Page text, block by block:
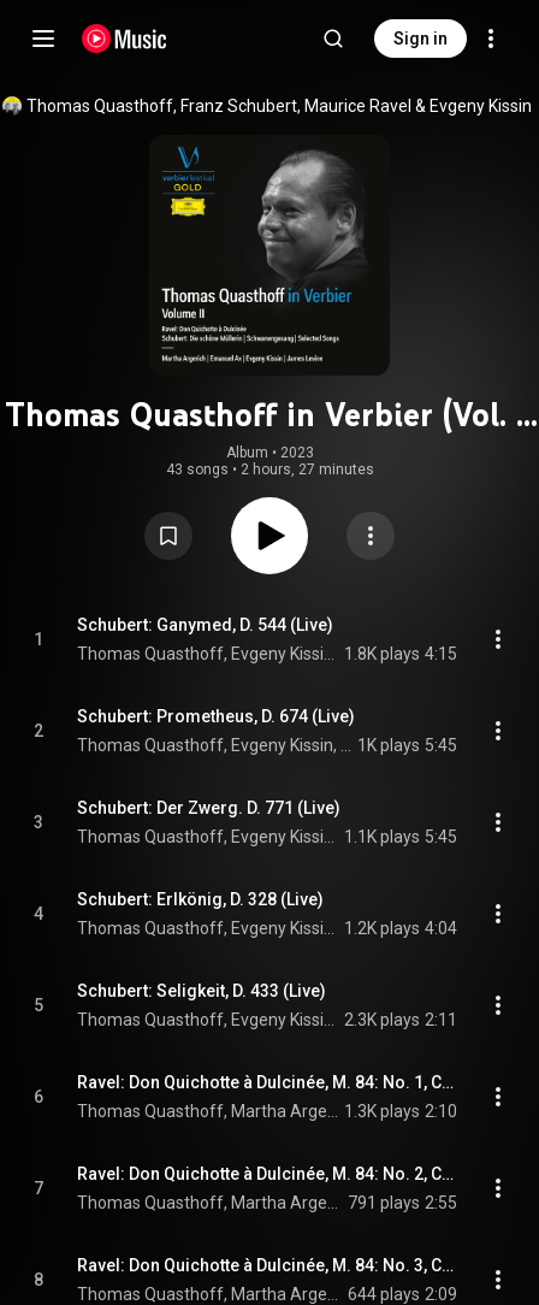
Sign in
Thomas Quasthoff, Franz Schubert, Maurice Ravel & Evgeny Kissin
Thomas Quasthoff in Verbier (Vol. II
/ Live)
Album • 2023
43 songs • 2 hours, 27 minutes
1
Schubert: Ganymed, D. 544 (Live)
1.8K plays 4:15
2
Schubert: Prometheus, D. 674 (Live)
1K plays 5:45
3
Schubert: Der Zwerg. D. 771 (Live)
1.1K plays 5:45
4
Schubert: Erlkönig, D. 328 (Live)
1.2K plays 4:04
5
Schubert: Seligkeit, D. 433 (Live)
2.3K plays 2:11
6
Ravel: Don Quichotte à Dulcinée, M. 84: No. 1, Chanson romanesque (Live)
1.3K plays 2:10
7
Ravel: Don Quichotte à Dulcinée, M. 84: No. 2, Chanson épique (Live)
791 plays 2:55
8
Ravel: Don Quichotte à Dulcinée, M. 84: No. 3, Chanson à boire (Live)
644 plays 2:09